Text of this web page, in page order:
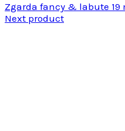
Zgarda fancy & labute
Next product